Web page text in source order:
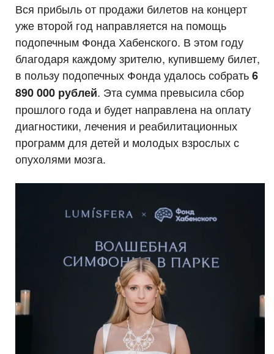
Вся прибыль от продажи билетов на концерт
уже второй год направляется на помощь
подопечным Фонда Хабенского. В этом году
благодаря каждому зрителю, купившему билет,
в пользу подопечных Фонда удалось собрать6
890 000 рублей. Эта сумма превысила сбор
прошлого года и будет направлена на оплату
диагностики, лечения и реабилитационных
программ для детей и молодых взрослых с
опухолями мозга.